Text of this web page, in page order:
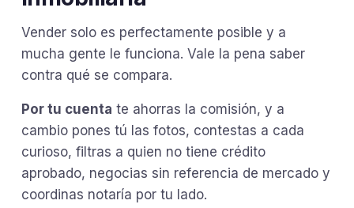
Vender solo es perfectamente posible y a
mucha gente le funciona. Vale la pena saber
contra qué se compara.
Por tu cuenta te ahorras la comisión, y a
cambio pones tú las fotos, contestas a cada
curioso, filtras a quien no tiene crédito
aprobado, negocias sin referencia de mercado y
coordinas notaría por tu lado.